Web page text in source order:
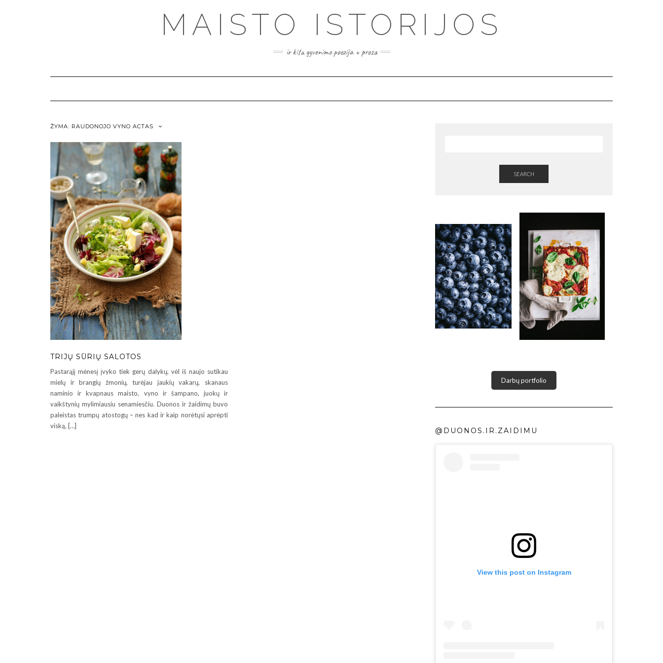
MAISTO ISTORIJOS
ir kita gyvenimo poezija + proza
ŽYMA: RAUDONOJO VYNO ACTAS
TRIJŲ SŪRIŲ SALOTOS
Pastarąjį mėnesį įvyko tiek gerų dalykų, vėl iš naujo sutikau
mielų ir brangių žmonių, turėjau jaukių vakarų, skanaus
naminio ir kvapnaus maisto, vyno ir šampano, juokų ir
vaikštynių mylimiausiu senamiesčiu. Duonos ir žaidimų buvo
paleistas trumpų atostogų – nes kad ir kaip norėtųsi aprėpti
viską, […]
SEARCH
Darbų portfolio
@DUONOS.IR.ZAIDIMU
View this post on Instagram